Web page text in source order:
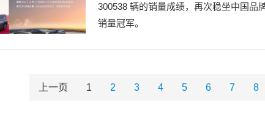
300538 辆的销量成绩，再次稳坐中国品
销量冠军。
上一页 1 2 3 4 5 6 7 8